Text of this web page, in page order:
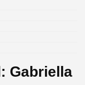
Gabriella